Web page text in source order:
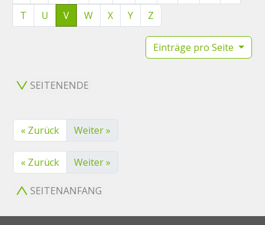
T
U V W X Y Z
Einträge pro Seite
SEITENENDE
« Zurück Weiter »
« Zurück Weiter »
SEITENANFANG